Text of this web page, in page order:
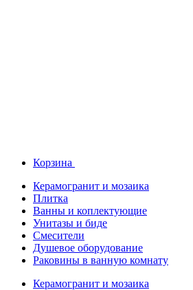
Корзина
Керамогранит и мозаика
Плитка
Ванны и коплектующие
Унитазы и биде
Смесители
Душевое оборудование
Раковины в ванную комнату
Керамогранит и мозаика